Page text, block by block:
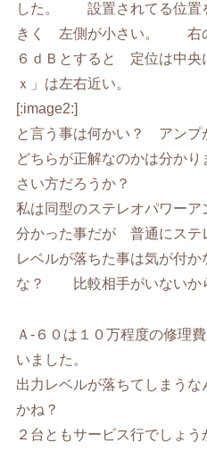
した。 設置されてる位置
きく 左側が小さい。 右の
６ｄＢとすると 定位は中
ｘ」は左右近い。
[:image2:]
と言う事は何かい？ アン
どちらが正解なのかは分か
さい方だろうか？
私は同型のステレオパワー
分かった事だが 普通にステ
レベルが落ちた事は気が付
な？ 比較相手がいないか
Ａ-６０は１０万程度の修理
いました。
出力レベルが落ちてしまうな
かね？
２台ともサービス行でしょ